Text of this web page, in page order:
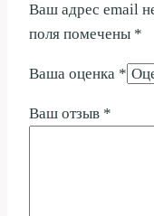
Ваш адрес email
поля помечены *
Ваша оценка *
Ваш отзыв *